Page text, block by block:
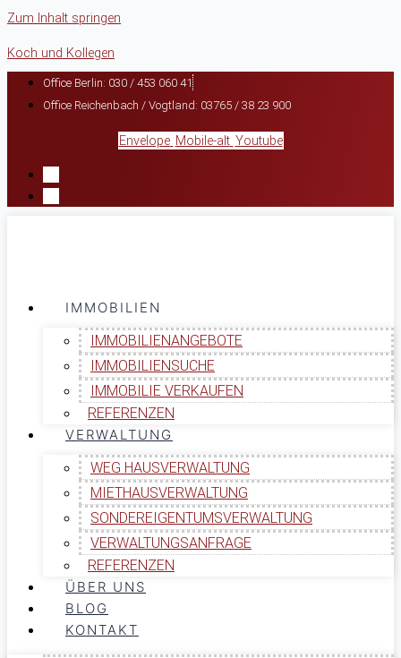
Zum Inhalt springen
Koch und Kollegen
Office Berlin: 030 / 453 060 41
Office Reichenbach / Vogtland: 03765 / 38 23 900
Envelope Mobile-alt Youtube
IMMOBILIEN
IMMOBILIENANGEBOTE
IMMOBILIENSUCHE
IMMOBILIE VERKAUFEN
REFERENZEN
VERWALTUNG
WEG HAUSVERWALTUNG
MIETHAUSVERWALTUNG
SONDEREIGENTUMSVERWALTUNG
VERWALTUNGSANFRAGE
REFERENZEN
ÜBER UNS
BLOG
KONTAKT